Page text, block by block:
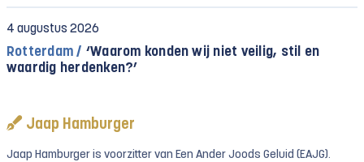
4 augustus 2026
Rotterdam / ‘Waarom konden wij niet veilig, stil en
waardig herdenken?’
Jaap Hamburger
Jaap Hamburger is voorzitter van Een Ander Joods Geluid (EAJG).